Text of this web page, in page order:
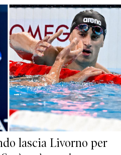
lascia Livorno per